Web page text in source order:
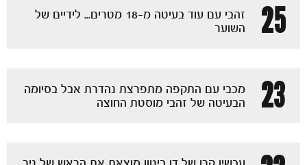
25
זהבי עם עוד בעיטה מ-18 מטרים... לידיים של
השוער
23
מכבי עם התקפה מתפרצת נהדרת אבל בסיומה
הבעיטה של זהבי מוסטת החוצה